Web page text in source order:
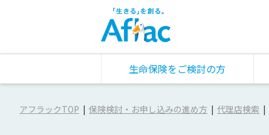
生命保険をご検討の方
アフラックTOP 保険検討・お申し込みの進め方 代理店検索